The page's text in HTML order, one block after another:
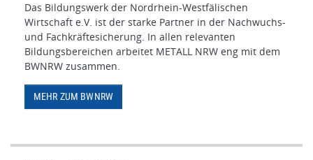
Das Bildungswerk der Nordrhein-Westfälischen
Wirtschaft e.V. ist der starke Partner in der Nachwuchs-
und Fachkräftesicherung. In allen relevanten
Bildungsbereichen arbeitet METALL NRW eng mit dem
BWNRW zusammen.
MEHR ZUM BWNRW